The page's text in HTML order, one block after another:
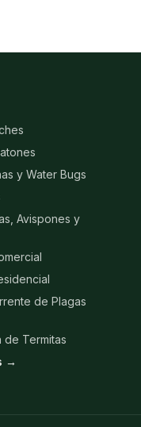
y Water Bugs
Avispones y
de Plagas
de Termitas
→